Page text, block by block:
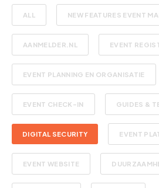
ALL NEW FEATURES EVENT
AANMELDER.NL EVENT
EVENT PLANNING EN ORGANISATIE
EVENT CHECK-IN GUIDES &
DIGITAL SECURITY EVENT
EVENT WEBSITE